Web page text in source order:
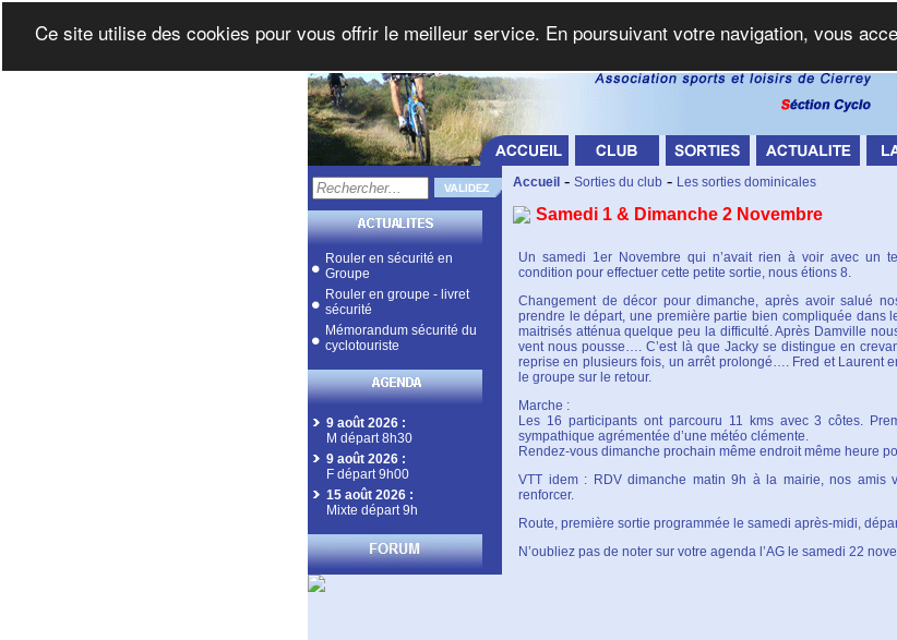
Rouler en sécurité en
Groupe
Rouler en groupe - livret
sécurité
Mémorandum sécurité du
cyclotouriste
9 août 2026 :
M départ 8h30
9 août 2026 :
F départ 9h00
15 août 2026 :
Mixte départ 9h
Accueil - Sorties du club - Les sorties dominicales
Samedi 1 & Dimanche 2 Novembre
Un samedi 1er Novembre qui n’avait rien à voir avec un
condition pour effectuer cette petite sortie, nous étions 8.
Changement de décor pour dimanche, après avoir salué
prendre le départ, une première partie bien compliquée dans
maitrisés atténua quelque peu la difficulté. Après Damville
vent nous pousse…. C’est là que Jacky se distingue en
reprise en plusieurs fois, un arrêt prolongé…. Fred et Laurent
le groupe sur le retour.
Marche :
Les 16 participants ont parcouru 11 kms avec 3 côtes.
sympathique agrémentée d’une météo clémente.
Rendez-vous dimanche prochain même endroit même heure
VTT idem : RDV dimanche matin 9h à la mairie, nos amis
renforcer.
Route, première sortie programmée le samedi après-midi,
N’oubliez pas de noter sur votre agenda l’AG le samedi 22
Ce site utilise des cookies pour vous offrir le meilleur service. En poursuivant votre navigation, vous